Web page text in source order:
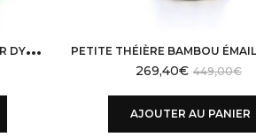
P
ORCELAINE DE DIGNITAIRE RIEUR DYNASTIE QING
449,00€
269,40€
AJOUTER AU PANIER